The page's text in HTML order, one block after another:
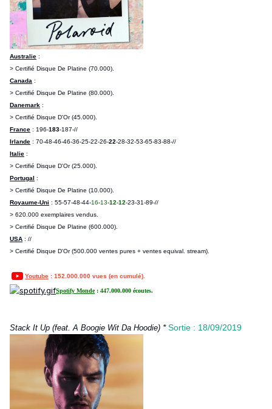
Australie :
> Certifié Disque De Platine (70.000).
Canada :
> Certifié Disque De Platine (80.000).
Danemark :
> Certifié Disque D'Or (45.000).
France : 196-183-187-//
Irlande : 70-48-46-46-36-25-22-26-22-28-32-53-65-83-88-//
Italie :
> Certifié Disque D'Or (25.000).
Portugal :
> Certifié Disque De Platine (10.000).
Royaume-Uni : 55-57-48-44-16-13-12-12-23-31-89-//
> 620.000 exemplaires vendus.
> Certifié Disque De Platine (600.000).
USA : //
> Certifié Disque D'Or (500.000 ventes pures + ventes equival. stream).
Youtube : 152.000.000 vues (en cumulé).
Spotify Monde: 447.000.000 écoutes.
Stack It Up (feat.A Boogie Wit Da Hoodie) * Sortie : 18/09/2019